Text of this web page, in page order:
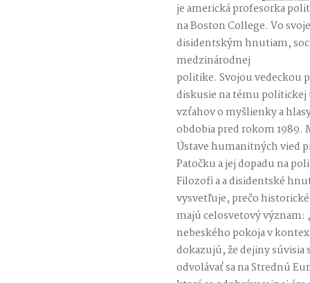
je americká profesorka
na Boston College. Vo
disidentským hnutiam,
medzinárodnej
politike. Svojou vedeckou
diskusie na tému
vzťahov o myšlienky a
obdobia pred rokom 1989.
Ústave humanitných vied
Patočku a jej dopadu na
Filozofi a a disidentské
vysvetľuje, prečo
majú celosvetový význam:
nebeského pokoja v
dokazujú, že dejiny
odvolávať sa na Strednú